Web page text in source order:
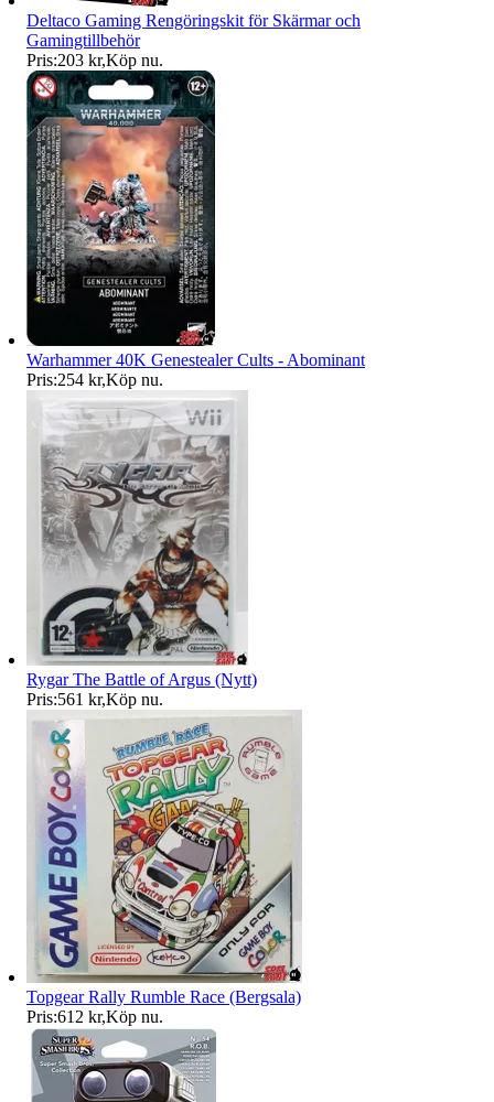
Deltaco Gaming Rengöringskit för Skärmar och
Gamingtillbehör
Pris:203 kr,Köp nu.
Warhammer 40K Genestealer Cults - Abominant
Pris:254 kr,Köp nu.
Rygar The Battle of Argus (Nytt)
Pris:561 kr,Köp nu.
Topgear Rally Rumble Race (Bergsala)
Pris:612 kr,Köp nu.